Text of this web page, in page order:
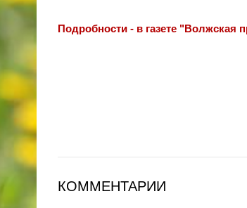
Подробности - в газете "Волжская
КОММЕНТАРИИ